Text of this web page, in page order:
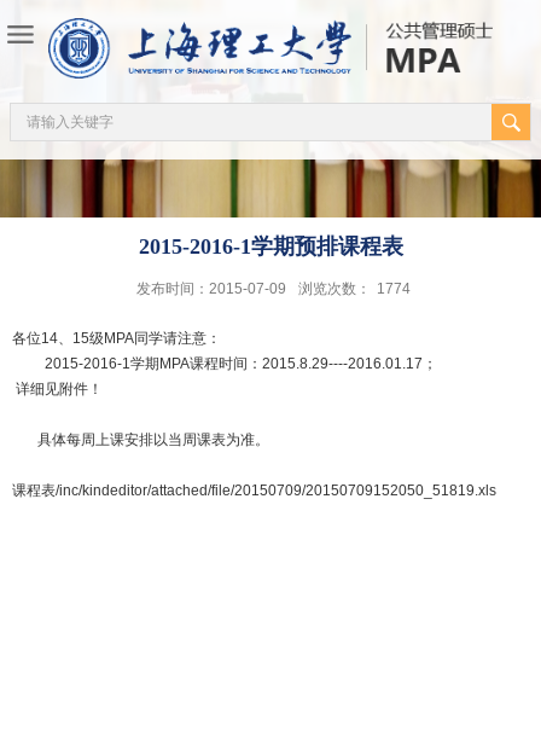
2015-2016-1学期预排课程表
发布时间：2015-07-09 浏览次数： 1774
各位14、15级MPA同学请注意：
2015-2016-1学期MPA课程时间：2015.8.29----2016.01.17；
详细见附件！
具体每周上课安排以当周课表为准。
课程表/inc/kindeditor/attached/file/20150709/20150709152050_51819.xls